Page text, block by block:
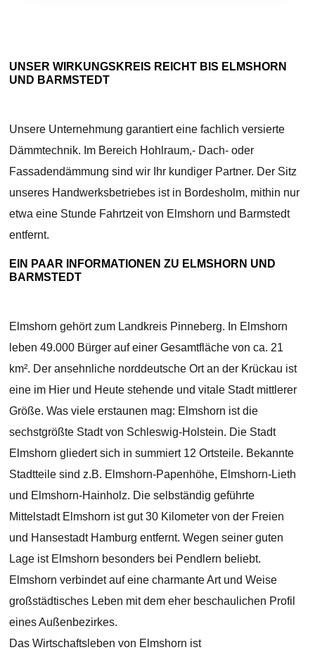
UNSER WIRKUNGSKREIS REICHT BIS ELMSHORN
UND BARMSTEDT
Unsere Unternehmung garantiert eine fachlich versierte
Dämmtechnik. Im Bereich Hohlraum,- Dach- oder
Fassadendämmung sind wir Ihr kundiger Partner. Der Sitz
unseres Handwerksbetriebes ist in Bordesholm, mithin nur
etwa eine Stunde Fahrtzeit von Elmshorn und Barmstedt
entfernt.
EIN PAAR INFORMATIONEN ZU ELMSHORN UND
BARMSTEDT
Elmshorn gehört zum Landkreis Pinneberg. In Elmshorn
leben 49.000 Bürger auf einer Gesamtfläche von ca. 21
km². Der ansehnliche norddeutsche Ort an der Krückau ist
eine im Hier und Heute stehende und vitale Stadt mittlerer
Größe. Was viele erstaunen mag: Elmshorn ist die
sechstgrößte Stadt von Schleswig-Holstein. Die Stadt
Elmshorn gliedert sich in summiert 12 Ortsteile. Bekannte
Stadtteile sind z.B. Elmshorn-Papenhöhe, Elmshorn-Lieth
und Elmshorn-Hainholz. Die selbständig geführte
Mittelstadt Elmshorn ist gut 30 Kilometer von der Freien
und Hansestadt Hamburg entfernt. Wegen seiner guten
Lage ist Elmshorn besonders bei Pendlern beliebt.
Elmshorn verbindet auf eine charmante Art und Weise
großstädtisches Leben mit dem eher beschaulichen Profil
eines Außenbezirkes.
Das Wirtschaftsleben von Elmshorn ist